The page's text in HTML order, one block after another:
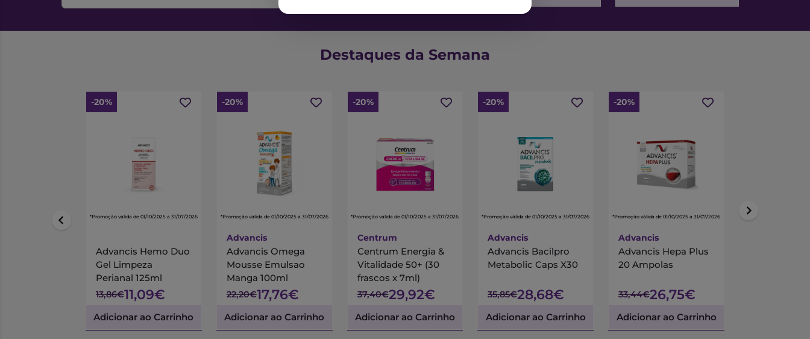
Destaques da Semana
-20%
*Promoção válida de 01/10/2025 a 31/07/2026
Advancis Hemo Duo
Gel Limpeza
Perianal 125ml
13,86€11,09€
Adicionar ao Carrinho
-20%
*Promoção válida de 01/10/2025 a 31/07/2026
Advancis
Advancis Omega
Mousse Emulsao
Manga 100ml
22,20€17,76€
Adicionar ao Carrinho
-20%
*Promoção válida de 01/10/2025 a 31/07/2026
Centrum
Centrum Energia &
Vitalidade 50+ (30
frascos x 7ml)
37,40€29,92€
Adicionar ao Carrinho
-20%
*Promoção válida de 01/10/2025 a 31/07/2026
Advancis
Advancis Bacilpro
Metabolic Caps X30
35,85€28,68€
Adicionar ao Carrinho
-20%
*Promoção válida de 01/10/2025 a 31/07/2026
Advancis
Advancis Hepa Plus
20 Ampolas
33,44€26,75€
Adicionar ao Carrinho
*Promoção válida de 01/